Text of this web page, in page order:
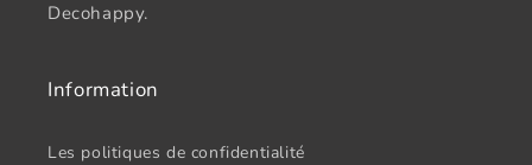
Decohappy.
Information
Les politiques de confidentialité